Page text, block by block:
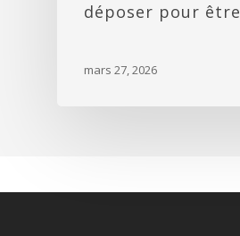
déposer pour être
mars 27, 2026